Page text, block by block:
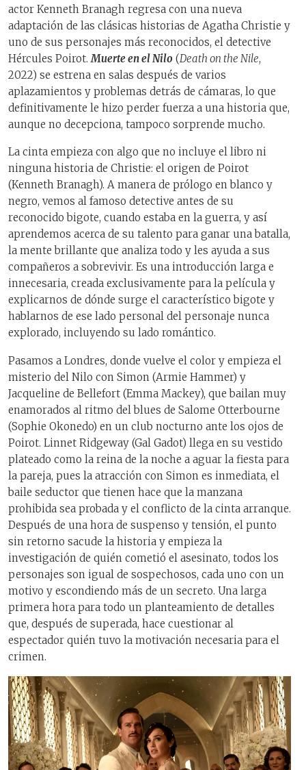
actor Kenneth Branagh regresa con una nueva
adaptación de las clásicas historias de Agatha Christie y
uno de sus personajes más reconocidos, el detective
Hércules Poirot. Muerte en el Nilo (Death on the Nile,
2022) se estrena en salas después de varios
aplazamientos y problemas detrás de cámaras, lo que
definitivamente le hizo perder fuerza a una historia que,
aunque no decepciona, tampoco sorprende mucho.
La cinta empieza con algo que no incluye el libro ni
ninguna historia de Christie: el origen de Poirot
(Kenneth Branagh). A manera de prólogo en blanco y
negro, vemos al famoso detective antes de su
reconocido bigote, cuando estaba en la guerra, y así
aprendemos acerca de su talento para ganar una batalla,
la mente brillante que analiza todo y les ayuda a sus
compañeros a sobrevivir. Es una introducción larga e
innecesaria, creada exclusivamente para la película y
explicarnos de dónde surge el característico bigote y
hablarnos de ese lado personal del personaje nunca
explorado, incluyendo su lado romántico.
Pasamos a Londres, donde vuelve el color y empieza el
misterio del Nilo con Simon (Armie Hammer) y
Jacqueline de Bellefort (Emma Mackey), que bailan muy
enamorados al ritmo del blues de Salome Otterbourne
(Sophie Okonedo) en un club nocturno ante los ojos de
Poirot. Linnet Ridgeway (Gal Gadot) llega en su vestido
plateado como la reina de la noche a aguar la fiesta para
la pareja, pues la atracción con Simon es inmediata, el
baile seductor que tienen hace que la manzana
prohibida sea probada y el conflicto de la cinta arranque.
Después de una hora de suspenso y tensión, el punto
sin retorno sacude la historia y empieza la
investigación de quién cometió el asesinato, todos los
personajes son igual de sospechosos, cada uno con un
motivo y escondiendo más de un secreto. Una larga
primera hora para todo un planteamiento de detalles
que, después de superada, hace cuestionar al
espectador quién tuvo la motivación necesaria para el
crimen.